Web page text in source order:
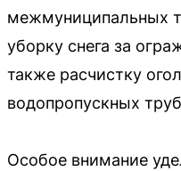
межмуниципальных
уборку снега за
также расчистку
водопропускных
Особое внимание